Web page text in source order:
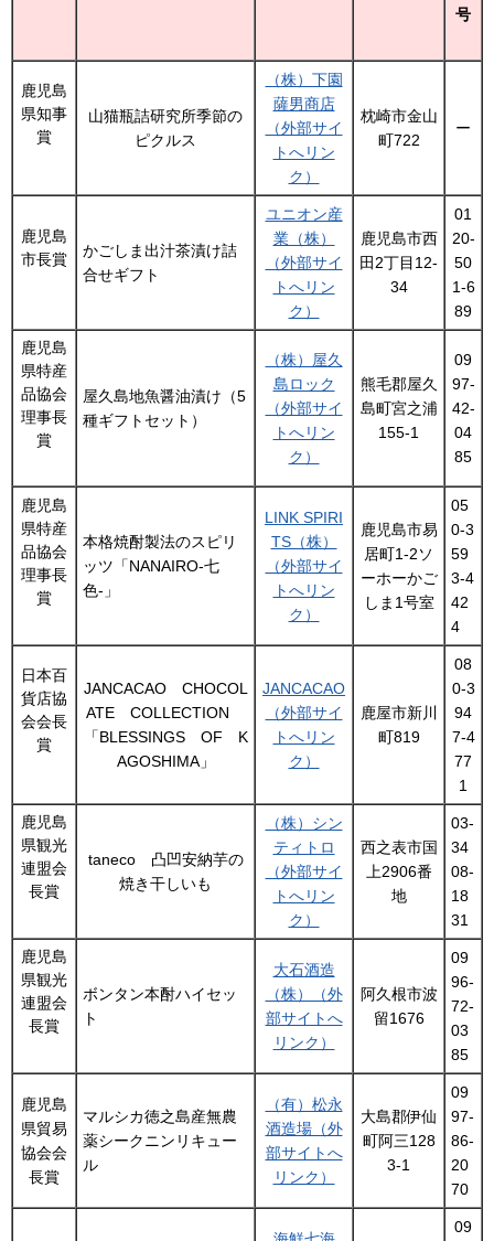
号
鹿児島
県知事
賞
山猫瓶詰研究所季節の
ピクルス
（株）下園
薩男商店
（外部サイ
トへリン
ク）
枕崎市金山
町722
ー
鹿児島
市長賞
かごしま出汁茶漬け詰
合せギフト
ユニオン産
業（株）
（外部サイ
トへリン
ク）
鹿児島市西
田2丁目12-
34
01
20-
50
1-6
89
鹿児島
県特産
品協会
理事長
賞
屋久島地魚醤油漬け（5
種ギフトセット）
（株）屋久
島ロック
（外部サイ
トへリン
ク）
熊毛郡屋久
島町宮之浦
155-1
09
97-
42-
04
85
鹿児島
県特産
品協会
理事長
賞
本格焼酎製法のスピリ
ッツ「NANAIRO-七
色-」
LINK SPIRI
TS（株）
（外部サイ
トへリン
ク）
鹿児島市易
居町1-2ソ
ーホーかご
しま1号室
05
0-3
59
3-4
42
4
日本百
貨店協
会会長
賞
JANCACAO CHOCOL
ATE COLLECTION
「BLESSINGS OF K
AGOSHIMA」
JANCACAO
（外部サイ
トへリン
ク）
鹿屋市新川
町819
08
0-3
94
7-4
77
1
鹿児島
県観光
連盟会
長賞
taneco 凸凹安納芋の
焼き干しいも
（株）シン
ティトロ
（外部サイ
トへリン
ク）
西之表市国
上2906番
地
03-
34
08-
18
31
鹿児島
県観光
連盟会
長賞
ボンタン本酎ハイセッ
ト
大石酒造
（株）（外
部サイトへ
リンク）
阿久根市波
留1676
09
96-
72-
03
85
鹿児島
県貿易
協会会
長賞
マルシカ徳之島産無農
薬シークニンリキュー
ル
（有）松永
酒造場（外
部サイトへ
リンク）
大島郡伊仙
町阿三128
3-1
09
97-
86-
20
70
09